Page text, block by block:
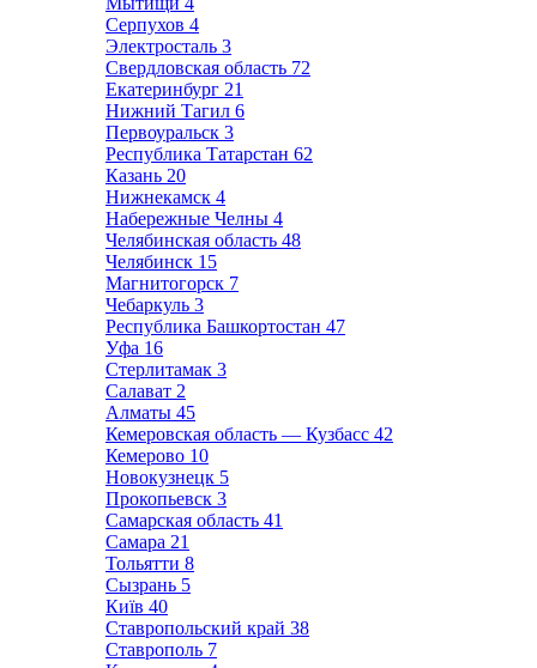
Серпухов 4
Электросталь 3
Свердловская область 72
Екатеринбург 21
Нижний Тагил 6
Первоуральск 3
Республика Татарстан 62
Казань 20
Нижнекамск 4
Набережные Челны 4
Челябинская область 48
Челябинск 15
Магнитогорск 7
Чебаркуль 3
Республика Башкортостан 47
Уфа 16
Стерлитамак 3
Салават 2
Алматы 45
Кемеровская область — Кузбасс 42
Кемерово 10
Новокузнецк 5
Прокопьевск 3
Самарская область 41
Самара 21
Тольятти 8
Сызрань 5
Київ 40
Ставропольский край 38
Ставрополь 7